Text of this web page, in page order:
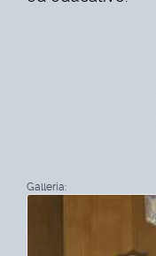
Galleria: